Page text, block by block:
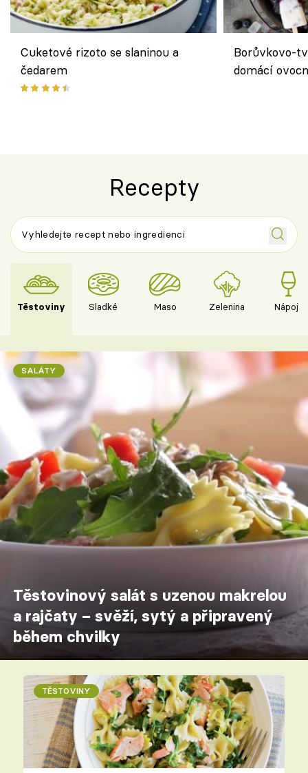
Cuketové rizoto se slaninou a
čedarem
Borůvkovo-
domácí
Recepty
Těstoviny Sladké Maso Zelenina Nápoje
SALÁTY
Těstovinový salát s uzenou makrelou
a rajčaty – svěží, sytý a připravený
během chvilky
TĚSTOVINY